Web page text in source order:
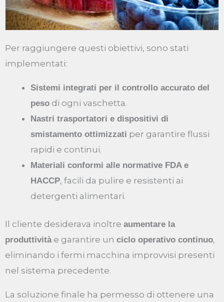
Per raggiungere questi obiettivi, sono stati
implementati:
Sistemi integrati per il controllo accurato del
peso di ogni vaschetta.
Nastri trasportatori e dispositivi di
smistamento ottimizzati per garantire flussi
rapidi e continui.
Materiali conformi alle normative FDA e
HACCP, facili da pulire e resistenti ai
detergenti alimentari.
Il cliente desiderava inoltre aumentare la
produttivitàe garantire un ciclo operativo continuo,
eliminando i fermi macchina improvvisi presenti
nel sistema precedente.
La soluzione finale ha permesso di ottenere una